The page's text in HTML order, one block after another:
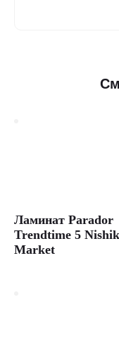
Ламинат Parador
Trendtime 5
Market